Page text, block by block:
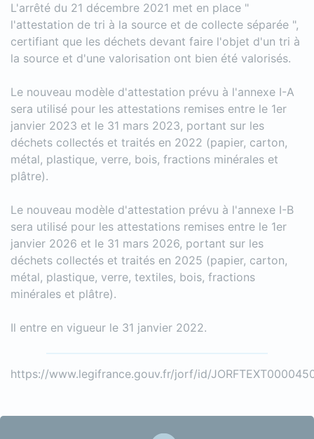
L'arrêté du 21 décembre 2021 met en place "
l'attestation de tri à la source et de collecte séparée ",
certifiant que les déchets devant faire l'objet d'un tri à
la source et d'une valorisation ont bien été valorisés.
Le nouveau modèle d'attestation prévu à l'annexe I-A
sera utilisé pour les attestations remises entre le 1er
janvier 2023 et le 31 mars 2023, portant sur les
déchets collectés et traités en 2022 (papier, carton,
métal, plastique, verre, bois, fractions minérales et
plâtre).
Le nouveau modèle d'attestation prévu à l'annexe I-B
sera utilisé pour les attestations remises entre le 1er
janvier 2026 et le 31 mars 2026, portant sur les
déchets collectés et traités en 2025 (papier, carton,
métal, plastique, verre, textiles, bois, fractions
minérales et plâtre).
Il entre en vigueur le 31 janvier 2022.
https://www.legifrance.gouv.fr/jorf/id/